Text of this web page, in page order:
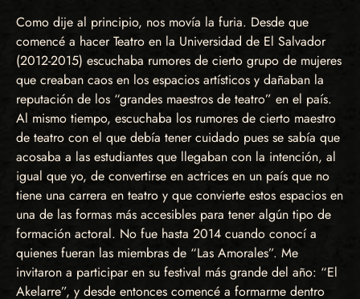
Como dije al principio, nos movía la furia. Desde que
comencé a hacer Teatro en la Universidad de El Salvador
(2012-2015) escuchaba rumores de cierto grupo de mujeres
que creaban caos en los espacios artísticos y dañaban la
reputación de los “grandes maestros de teatro” en el país.
Al mismo tiempo, escuchaba los rumores de cierto maestro
de teatro con el que debía tener cuidado pues se sabía que
acosaba a las estudiantes que llegaban con la intención, al
igual que yo, de convertirse en actrices en un país que no
tiene una carrera en teatro y que convierte estos espacios en
una de las formas más accesibles para tener algún tipo de
formación actoral. No fue hasta 2014 cuando conocí a
quienes fueran las miembras de “Las Amorales”. Me
invitaron a participar en su festival más grande del año: “El
Akelarre”, y desde entonces comencé a formarme dentro